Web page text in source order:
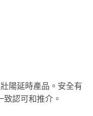
陽延時產品。安全有
認可和推介。